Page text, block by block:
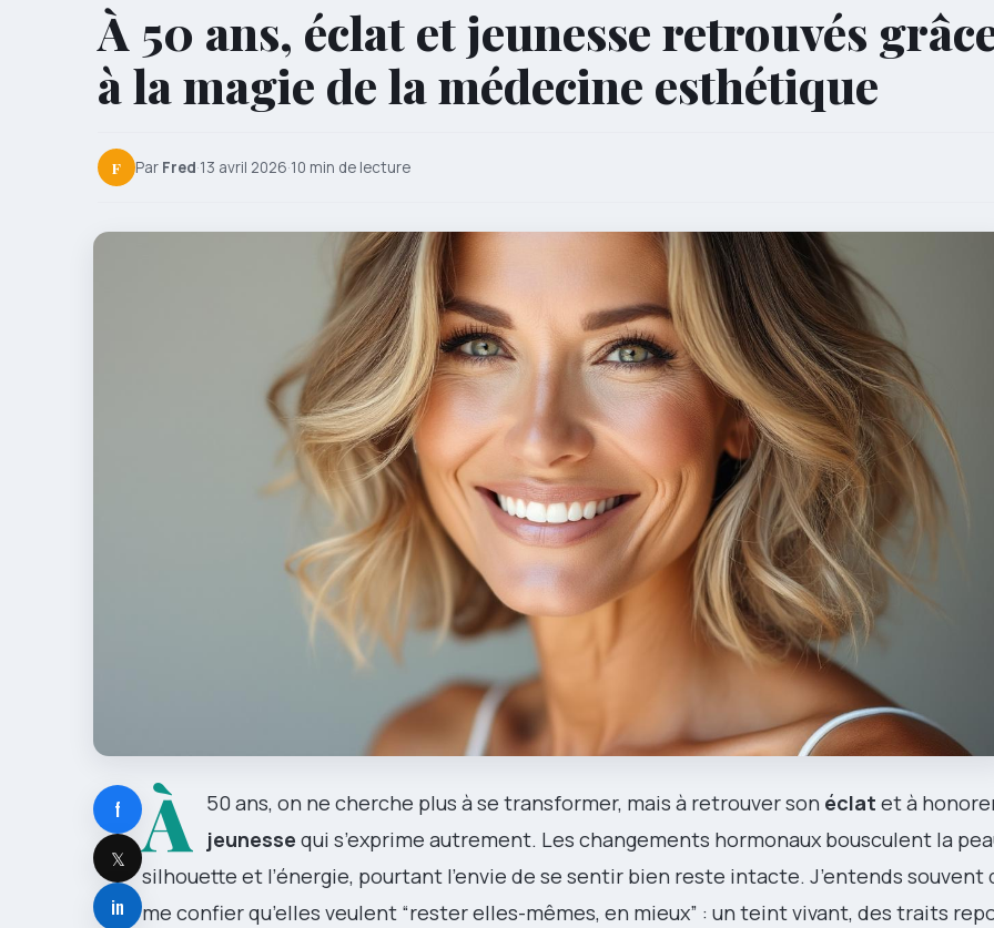
À 50 ans, éclat et jeunesse retrouvés
à la magie de la médecine esthétique
F Par Fred·13 avril 2026·10 min de lecture
f
𝕏
in
À 50 ans, on ne cherche plus à se transformer, mais à retrouver son éclat et à
jeunesse qui s’exprime autrement. Les changements hormonaux bousculent la
silhouette et l’énergie, pourtant l’envie de se sentir bien reste intacte. J’entends
me confier qu’elles veulent “rester elles-mêmes, en mieux” : un teint vivant, des traits